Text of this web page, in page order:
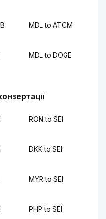
MDL to ATOM
MDL to DOGE
RON to SEI
DKK to SEI
MYR to SEI
PHP to SEI